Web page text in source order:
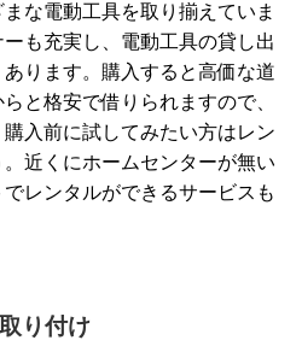
な電動工具を取り揃えていま
も充実し、電動工具の貸し出
ります。購入すると高価な道
と格安で借りられますので、
入前に試してみたい方はレン
近くにホームセンターが無い
レンタルができるサービスも
り付け